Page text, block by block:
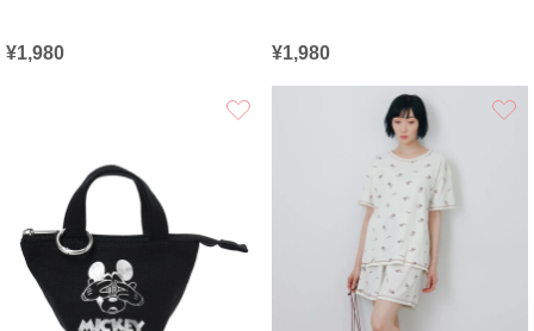
¥1,980 ¥1,980